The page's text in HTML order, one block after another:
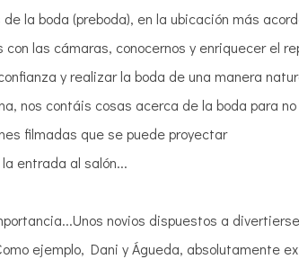
la boda (preboda), en la ubicación más
las cámaras, conocernos y enriquecer el
y realizar la boda de una manera
nos contáis cosas acerca de la boda para
filmadas que se puede proyectar
entrada al salón...
novios dispuestos a divertierse
ejemplo, Dani y Águeda, absolutamente